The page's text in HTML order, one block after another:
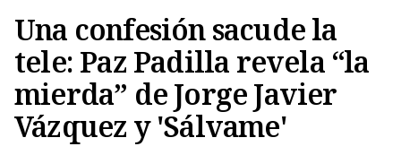
Una confesión sacude la
tele: Paz Padilla revela “la
mierda” de Jorge Javier
Vázquez y 'Sálvame'